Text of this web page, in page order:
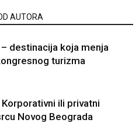
AUTORA
destinacija koja menja
turizma
ili privatni
Novog Beograda